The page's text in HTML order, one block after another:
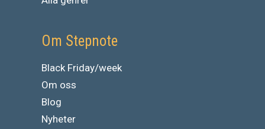
Om Stepnote
Black Friday/week
Om oss
Blog
Nyheter